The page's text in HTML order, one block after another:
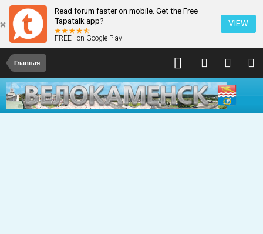
Read forum faster on mobile. Get the Free
Tapatalk app?
FREE - on Google Play
VIEW
Главная